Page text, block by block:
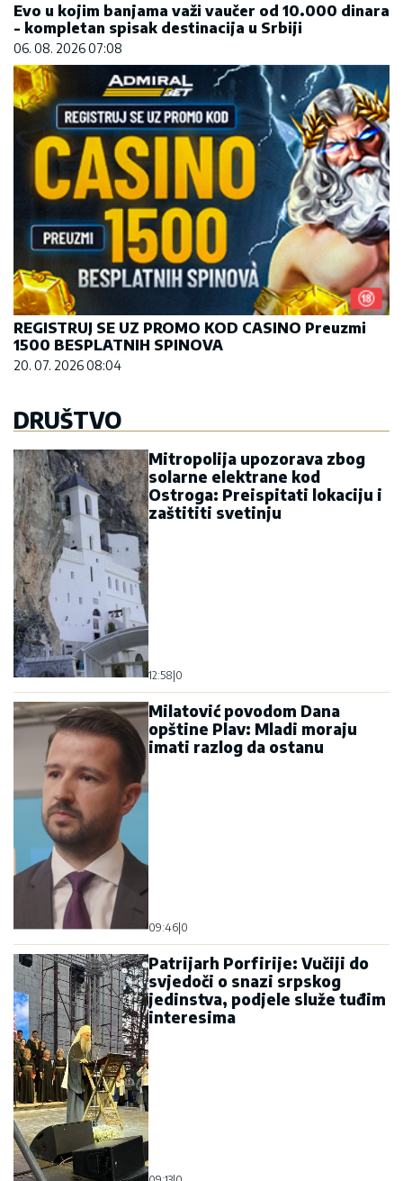
Evo u kojim banjama važi vaučer od 10.000 dinara
- kompletan spisak destinacija u Srbiji
06. 08. 2026 07:08
REGISTRUJ SE UZ PROMO KOD CASINO Preuzmi
1500 BESPLATNIH SPINOVA
20. 07. 2026 08:04
DRUŠTVO
Mitropolija upozorava zbog
solarne elektrane kod
Ostroga: Preispitati lokaciju i
zaštititi svetinju
12:58 0
Milatović povodom Dana
opštine Plav: Mladi moraju
imati razlog da ostanu
09:46 0
Patrijarh Porfirije: Vučiji do
svjedoči o snazi srpskog
jedinstva, podjele služe tuđim
interesima